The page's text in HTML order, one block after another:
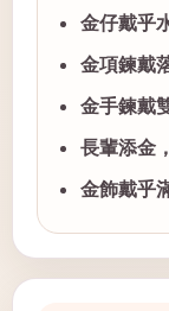
金仔戴乎
金項鍊戴
金手鍊戴
長輩添金
金飾戴乎